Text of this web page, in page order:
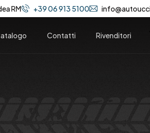
RM +39 06 913 5100
Contatti Rivenditori